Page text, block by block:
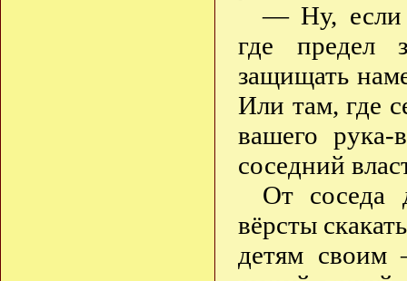
— Ну, если
где предел
защищать
Или там, где
вашего рука-
соседний
От соседа
вёрсты
детям